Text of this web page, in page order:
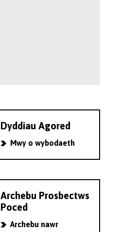
Dyddiau Agored
Mwy o wybodaeth
Archebu Prosbectws
Poced
Archebu nawr